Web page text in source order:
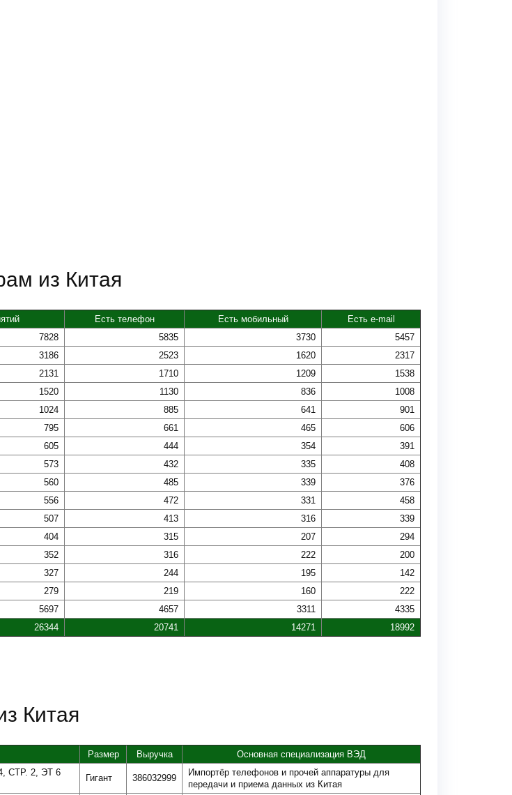
из Китая
Есть телефон Есть мобильный
Есть e-mail
7828 5835 3730
5457
3186 2523 1620
2317
2131 1710 1209
1538
1520 1130 836
1008
1024 885 641
901
795 661 465
606
605 444 354
391
573 432 335
408
560 485 339
376
556 472 331
458
507 413 316
339
404 315 207
294
352 316 222
200
327 244 195
142
279 219 160
222
5697 4657 3311
4335
26344 20741 14271 18992
Китая
Размер Выручка Основная специализация ВЭД
СТР. 2, ЭТ 6
Гигант 386032999
Импортёр телефонов и прочей аппаратуры для
передачи и приема данных из Китая